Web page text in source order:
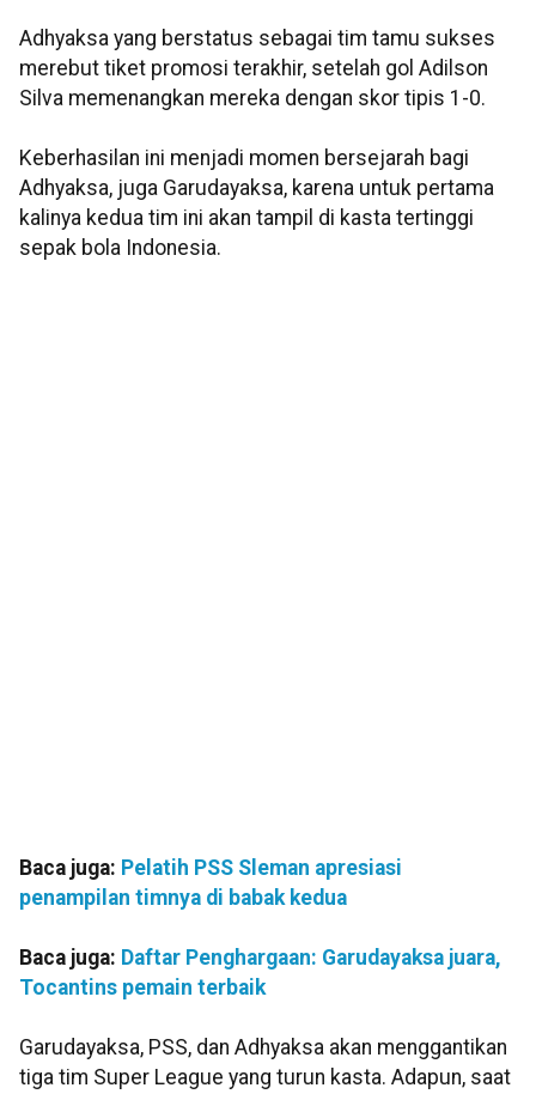
Adhyaksa yang berstatus sebagai tim tamu sukses
merebut tiket promosi terakhir, setelah gol Adilson
Silva memenangkan mereka dengan skor tipis 1-0.
Keberhasilan ini menjadi momen bersejarah bagi
Adhyaksa, juga Garudayaksa, karena untuk pertama
kalinya kedua tim ini akan tampil di kasta tertinggi
sepak bola Indonesia.
Baca juga: Pelatih PSS Sleman apresiasi
penampilan timnya di babak kedua
Baca juga: Daftar Penghargaan: Garudayaksa juara,
Tocantins pemain terbaik
Garudayaksa, PSS, dan Adhyaksa akan menggantikan
tiga tim Super League yang turun kasta. Adapun, saat